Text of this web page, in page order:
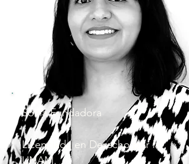
Socia Fundadora
Licenciada en Derecho por la
UNAM.